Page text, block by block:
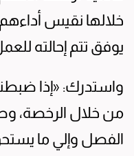
خلالها نقيس
يوفق تتم إحالته
واستدرك: «إذا
من خلال الرخصة،
الفصل وإلي ما